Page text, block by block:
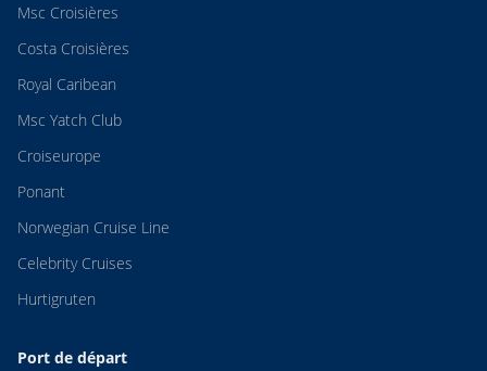
Msc Croisières
Costa Croisières
Royal Caribean
Msc Yatch Club
Croiseurope
Ponant
Norwegian Cruise Line
Celebrity Cruises
Hurtigruten
Port de départ